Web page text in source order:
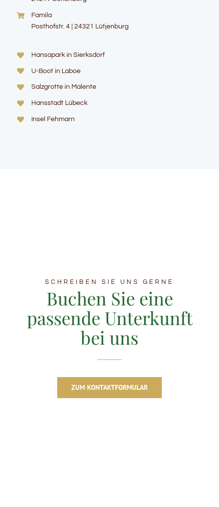
Famila
Posthofstr. 4 | 24321 Lütjenburg
Hansapark in Sierksdorf
U-Boot in Laboe
Salzgrotte in Malente
Hansstadt Lübeck
Insel Fehmarn
SCHREIBEN SIE UNS GERNE
Buchen Sie eine
passende Unterkunft
bei uns
ZUM KONTAKTFORMULAR